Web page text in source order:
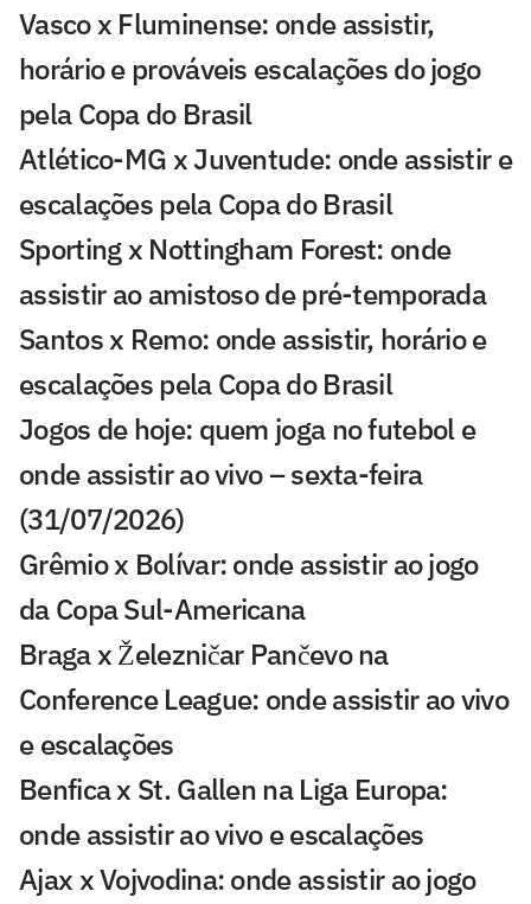
Vasco x Fluminense: onde assistir,
horário e prováveis escalações do jogo
pela Copa do Brasil
Atlético-MG x Juventude: onde assistir e
escalações pela Copa do Brasil
Sporting x Nottingham Forest: onde
assistir ao amistoso de pré-temporada
Santos x Remo: onde assistir, horário e
escalações pela Copa do Brasil
Jogos de hoje: quem joga no futebol e
onde assistir ao vivo – sexta-feira
(31/07/2026)
Grêmio x Bolívar: onde assistir ao jogo
da Copa Sul-Americana
Braga x Železničar Pančevo na
Conference League: onde assistir ao vivo
e escalações
Benfica x St. Gallen na Liga Europa:
onde assistir ao vivo e escalações
Ajax x Vojvodina: onde assistir ao jogo